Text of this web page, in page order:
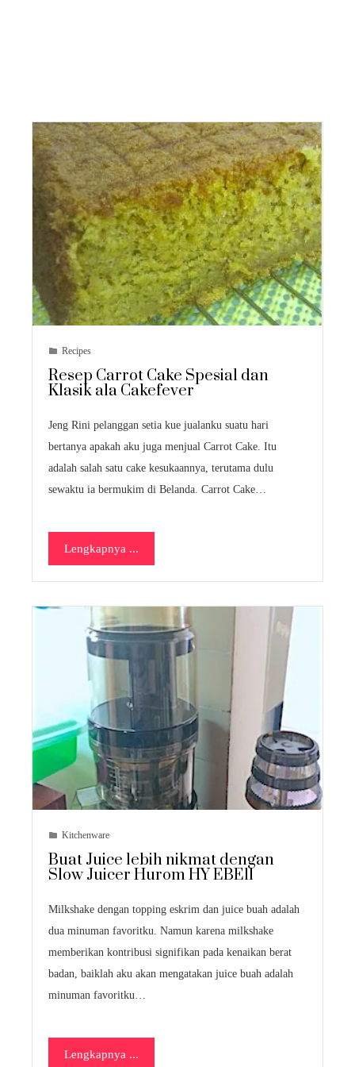
Recipes
Resep Carrot Cake Spesial dan
Klasik ala Cakefever
Jeng Rini pelanggan setia kue jualanku suatu hari
bertanya apakah aku juga menjual Carrot Cake. Itu
adalah salah satu cake kesukaannya, terutama dulu
sewaktu ia bermukim di Belanda. Carrot Cake…
Lengkapnya ...
Kitchenware
Buat Juice lebih nikmat dengan
Slow Juicer Hurom HY EBE11
Milkshake dengan topping eskrim dan juice buah adalah
dua minuman favoritku. Namun karena milkshake
memberikan kontribusi signifikan pada kenaikan berat
badan, baiklah aku akan mengatakan juice buah adalah
minuman favoritku…
Lengkapnya ...